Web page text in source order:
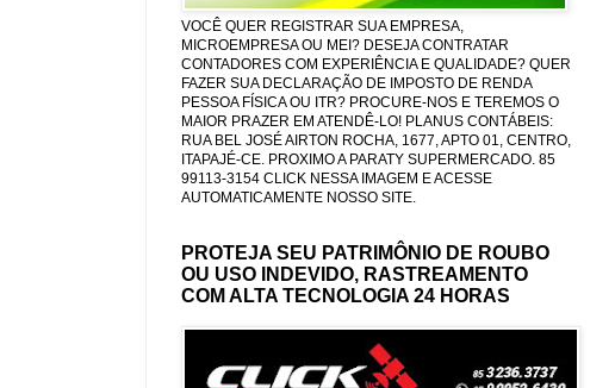
VOCÊ QUER REGISTRAR SUA EMPRESA,
MICROEMPRESA OU MEI? DESEJA CONTRATAR
CONTADORES COM EXPERIÊNCIA E QUALIDADE? QUER
FAZER SUA DECLARAÇÃO DE IMPOSTO DE RENDA
PESSOA FÍSICA OU ITR? PROCURE-NOS E TEREMOS O
MAIOR PRAZER EM ATENDÊ-LO! PLANUS CONTÁBEIS:
RUA BEL JOSÉ AIRTON ROCHA, 1677, APTO 01, CENTRO,
ITAPAJÉ-CE. PROXIMO A PARATY SUPERMERCADO. 85
99113-3154 CLICK NESSA IMAGEM E ACESSE
AUTOMATICAMENTE NOSSO SITE.
PROTEJA SEU PATRIMÔNIO DE ROUBO
OU USO INDEVIDO, RASTREAMENTO
COM ALTA TECNOLOGIA 24 HORAS